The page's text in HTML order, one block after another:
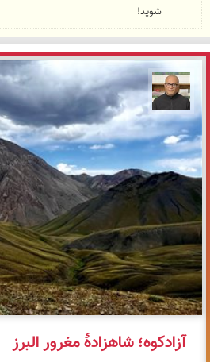
مازیار ذاکری
آزادکوه؛ شاهزادهٔ مغرور البرز